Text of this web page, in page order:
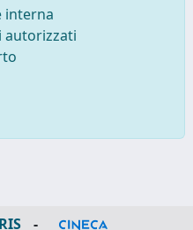
interna
autorizzati
-